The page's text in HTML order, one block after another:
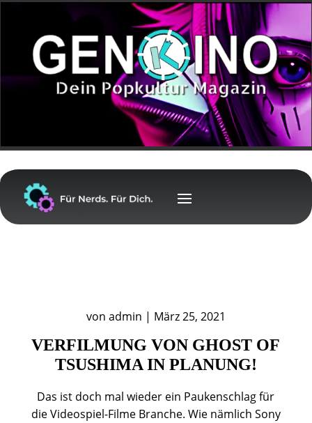
von admin | März 25, 2021
VERFILMUNG VON GHOST OF
TSUSHIMA IN PLANUNG!
Das ist doch mal wieder ein Paukenschlag für
die Videospiel-Filme Branche. Wie nämlich Sony